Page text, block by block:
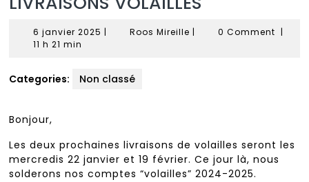
6 janvier 2025 6| Roos Mireille Roos
| 0 Comment |
11 h 21 min
Categories: Non classé
Bonjour,
Les deux prochaines livraisons de volailles seront les
mercredis 22 janvier et 19 février. Ce jour là, nous
solderons nos comptes “volailles” 2024-2025.